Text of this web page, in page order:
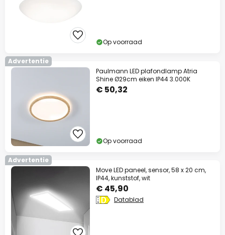
Op voorraad
Advertentie
Paulmann LED plafondlamp Atria
Shine Ø29cm eiken IP44 3.000K
€ 50,32
Op voorraad
Advertentie
Move LED paneel, sensor, 58 x 20 cm,
IP44, kunststof, wit
€ 45,90
Datablad